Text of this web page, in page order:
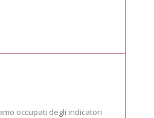
occupati degli indicatori